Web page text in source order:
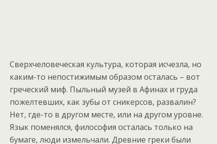
Сверхчеловеческая культура, которая исчезла, но
каким-то непостижимым образом осталась – вот
греческий миф. Пыльный музей в Афинах и груда
пожелтевших, как зубы от сникерсов, развалин?
Нет, где-то в другом месте, или на другом уровне.
Язык поменялся, философия осталась только на
бумаге, люди измельчали. Древние греки были